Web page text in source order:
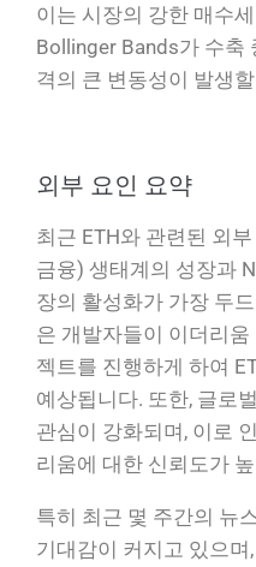
이는 시장의 강한 매수
Bollinger Bands가 수축
격의 큰 변동성이 발생
외부 요인 요약
최근 ETH와 관련된 외
금융) 생태계의 성장과
장의 활성화가 가장 두
은 개발자들이 이더리
젝트를 진행하게 하여
예상됩니다. 또한, 글로
관심이 강화되며, 이로
리움에 대한 신뢰도가
특히 최근 몇 주간의 뉴
기대감이 커지고 있으